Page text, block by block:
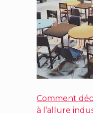
Comment
à l’allure